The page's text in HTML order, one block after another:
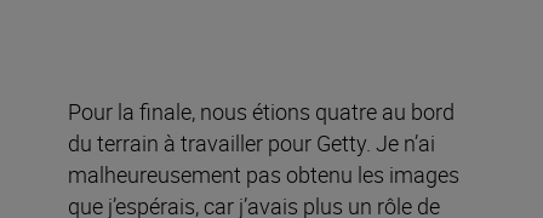
Pour la finale, nous étions quatre au bord
du terrain à travailler pour Getty. Je n’ai
malheureusement pas obtenu les images
que j’espérais, car j’avais plus un rôle de